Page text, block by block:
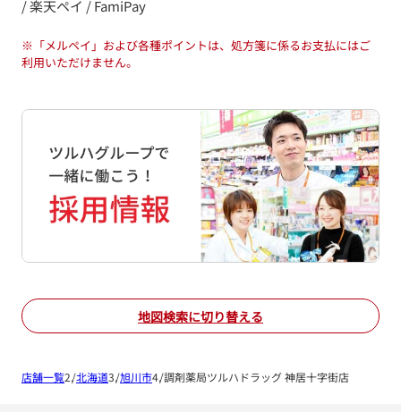
/ 楽天ペイ / FamiPay
※ 「メルペイ」および各種ポイントは、処方箋に係るお支払にはご
利用いただけません。
地図検索に切り替える
店舗一覧 北海道 旭川市 調剤薬局ツルハドラッグ 神居十字街店